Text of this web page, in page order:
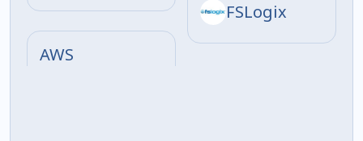
AWS
FSLogix